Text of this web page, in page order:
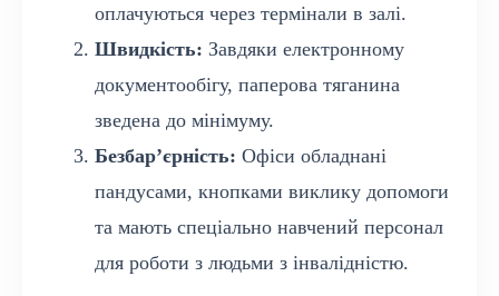
оплачуються через термінали в залі.
Швидкість: Завдяки електронному
документообігу, паперова тяганина
зведена до мінімуму.
Безбар’єрність: Офіси обладнані
пандусами, кнопками виклику допомоги
та мають спеціально навчений персонал
для роботи з людьми з інвалідністю.